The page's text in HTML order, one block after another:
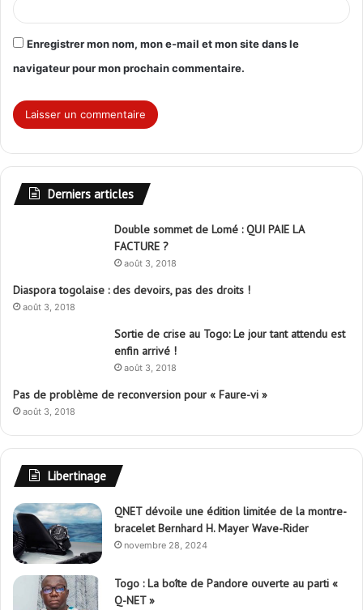
Enregistrer mon nom, mon e-mail et mon site dans le
navigateur pour mon prochain commentaire.
Derniers articles
Double sommet de Lomé : QUI PAIE LA
FACTURE ?
août 3, 2018
Diaspora togolaise : des devoirs, pas des droits !
août 3, 2018
Sortie de crise au Togo: Le jour tant attendu est
enfin arrivé !
août 3, 2018
Pas de problème de reconversion pour « Faure-vi »
août 3, 2018
Libertinage
QNET dévoile une édition limitée de la montre-
bracelet Bernhard H. Mayer Wave-Rider
novembre 28, 2024
Togo : La boîte de Pandore ouverte au parti «
Q-NET »